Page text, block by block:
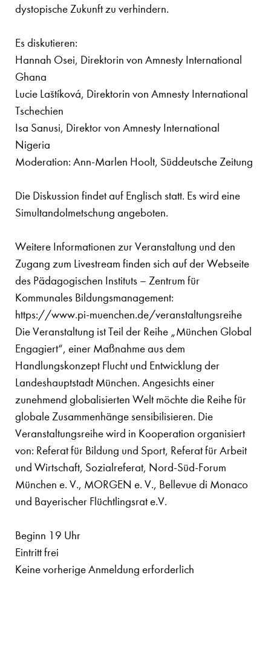
dystopische Zukunft zu verhindern.
Es diskutieren:
Hannah Osei, Direktorin von Amnesty International
Ghana
Lucie Laštíková, Direktorin von Amnesty International
Tschechien
Isa Sanusi, Direktor von Amnesty International
Nigeria
Moderation: Ann-Marlen Hoolt, Süddeutsche Zeitung
Die Diskussion findet auf Englisch statt. Es wird eine
Simultandolmetschung angeboten.
Weitere Informationen zur Veranstaltung und den
Zugang zum Livestream finden sich auf der Webseite
des Pädagogischen Instituts – Zentrum für
Kommunales Bildungsmanagement:
https://www.pi-muenchen.de/veranstaltungsreihe
Die Veranstaltung ist Teil der Reihe „München Global
Engagiert“, einer Maßnahme aus dem
Handlungskonzept Flucht und Entwicklung der
Landeshauptstadt München. Angesichts einer
zunehmend globalisierten Welt möchte die Reihe für
globale Zusammenhänge sensibilisieren. Die
Veranstaltungsreihe wird in Kooperation organisiert
von: Referat für Bildung und Sport, Referat für Arbeit
und Wirtschaft, Sozialreferat, Nord-Süd-Forum
München e. V., MORGEN e. V., Bellevue di Monaco
und Bayerischer Flüchtlingsrat e.V.
Beginn 19 Uhr
Eintritt frei
Keine vorherige Anmeldung erforderlich